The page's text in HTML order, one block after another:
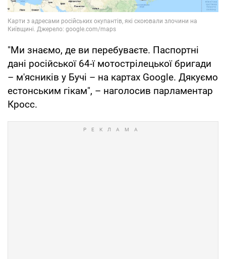
"Ми знаємо, де ви перебуваєте. Паспортні
дані російської 64-ї мотострілецької бригади
– м'ясників у Бучі – на картах Google. Дякуємо
естонським гікам", – наголосив парламентар
Кросс.